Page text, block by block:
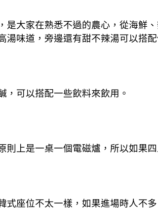
大家在熟悉不過的農心，從海鮮
味道，旁邊還有甜不辣湯可以搭配
，可以搭配一些飲料來飲用。
上是一桌一個電磁爐，所以如果
座位不太一樣，如果進場時人不